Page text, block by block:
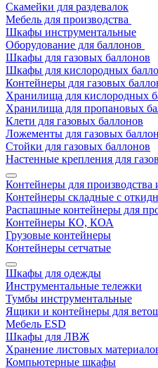
Скамейки для раздевалок
Мебель для производства
Шкафы инструментальные
Оборудование для баллонов
Шкафы для газовых баллонов
Шкафы для кислородных
Контейнеры для газовых
Хранилища для кислородных
Хранилища для пропановых
Клети для газовых баллонов
Ложементы для газовых
Стойки для газовых баллонов
Настенные крепления для
Контейнеры для производства
Контейнеры складные с
Распашные контейнеры для
Контейнеры КО, КОА
Грузовые контейнеры
Контейнеры сетчатые
Шкафы для одежды
Инструментальные тележки
Тумбы инструментальные
Ящики и контейнеры для
Мебель ESD
Шкафы для ЛВЖ
Хранение листовых
Компьютерные шкафы